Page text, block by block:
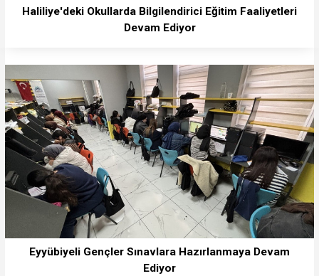
Haliliye'deki Okullarda Bilgilendirici Eğitim Faaliyetleri
Devam Ediyor
Eyyübiyeli Gençler Sınavlara Hazırlanmaya Devam
Ediyor